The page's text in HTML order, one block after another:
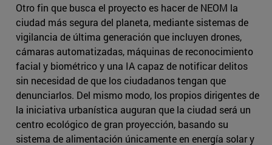
Otro fin que busca el proyecto es hacer de NEOM la
ciudad más segura del planeta, mediante sistemas de
vigilancia de última generación que incluyen drones,
cámaras automatizadas, máquinas de reconocimiento
facial y biométrico y una IA capaz de notificar delitos
sin necesidad de que los ciudadanos tengan que
denunciarlos. Del mismo modo, los propios dirigentes de
la iniciativa urbanística auguran que la ciudad será un
centro ecológico de gran proyección, basando su
sistema de alimentación únicamente en energía solar y